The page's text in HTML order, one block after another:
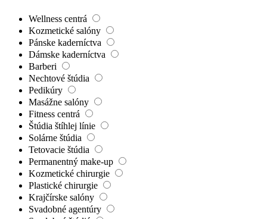
Wellness centrá
Kozmetické salóny
Pánske kaderníctva
Dámske kaderníctva
Barberi
Nechtové štúdia
Pedikúry
Masážne salóny
Fitness centrá
Štúdia štíhlej línie
Solárne štúdia
Tetovacie štúdia
Permanentný make-up
Kozmetické chirurgie
Plastické chirurgie
Krajčírske salóny
Svadobné agentúry